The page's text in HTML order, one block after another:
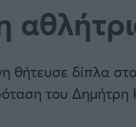
θήτευσε δίπλα
του Δημήτρη